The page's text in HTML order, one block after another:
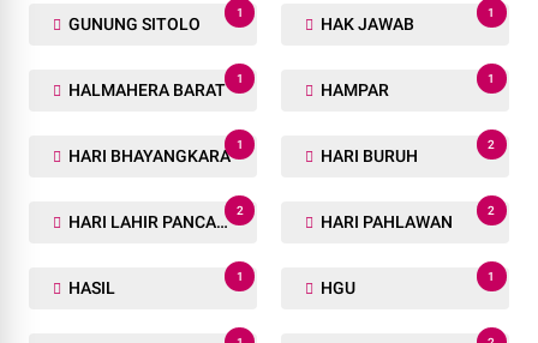
GUNUNG SITOLO
1
HAK JAWAB
1
HALMAHERA BARAT
1
HAMPAR
1
HARI BHAYANGKARA
1
HARI BURUH
2
HARI LAHIR PANCASILA
2
HARI PAHLAWAN
2
HASIL
1
HGU
1